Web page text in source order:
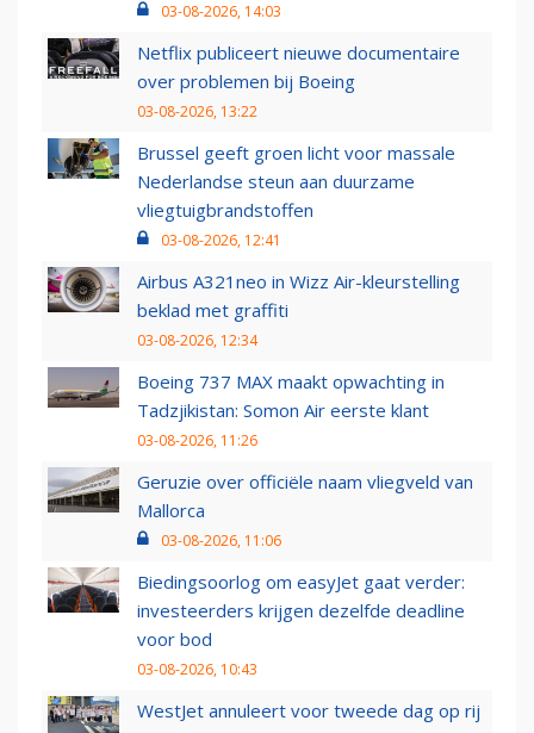
03-08-2026, 14:03
Netflix publiceert nieuwe documentaire
over problemen bij Boeing
03-08-2026, 13:22
Brussel geeft groen licht voor massale
Nederlandse steun aan duurzame
vliegtuigbrandstoffen
03-08-2026, 12:41
Airbus A321neo in Wizz Air-kleurstelling
beklad met graffiti
03-08-2026, 12:34
Boeing 737 MAX maakt opwachting in
Tadzjikistan: Somon Air eerste klant
03-08-2026, 11:26
Geruzie over officiële naam vliegveld van
Mallorca
03-08-2026, 11:06
Biedingsoorlog om easyJet gaat verder:
investeerders krijgen dezelfde deadline
voor bod
03-08-2026, 10:43
WestJet annuleert voor tweede dag op rij